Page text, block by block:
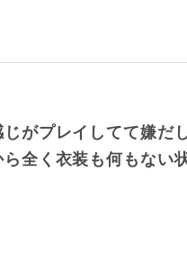
がプレイしてて嫌だ
全く衣装も何もない